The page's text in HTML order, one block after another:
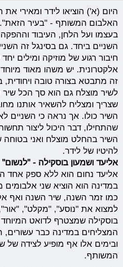
היום (א') הוציאו לידר ומאירי
האלבום המשותף - "בעיר
בעצמו ועל הלחן, העיבוד
השניים ביחד. גם בסינגל זה
חיבור רגוע של מוזיקה ומילים
אלקטרונית. יש משהו מאוד
זה מתבטא בצורה טובה ויחודית,
לשיר מוצלח גם הוא סך הכל שיר
שצריך ומצליח להשאיר אותנו
השיר כולו. אך נראה כי השניים
שהתחילו, דבר היכול ליצור
השיר בהחלט מוצלח ואני
להיטיו של לידר.
אליעד ושמעון בוסקילה - "לנשום"
אליעד נחום הוא ללא ספק אחד
במדינה הוא הוציא שני אלבומים
כמו זמר השנה, שיר השנה ואף
למצוא את "נוסע", "מקלט",
בוסקילה שמצטרף לדואט
המצליחים במדינה כבר עשורים,
ובימים אלו אף מופיע לצידה של
המשותף.